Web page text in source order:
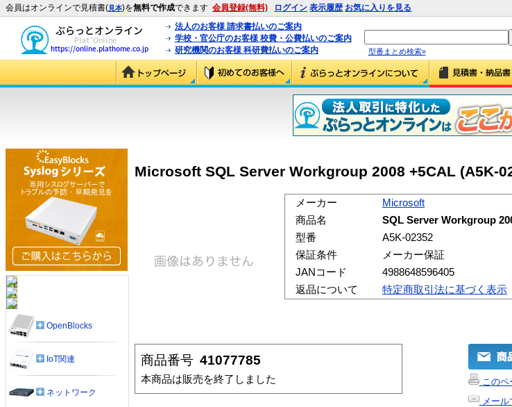
会員はオンラインで見積書(見本)を無料で作成できます 会員登録(無料) ログイン 表示履歴 お気に入りを見る
法人のお客様 請求書払いのご案内
学校・官公庁のお客様 校費・公費払いのご案内
研究機関のお客様 科研費払いのご案内
型番まとめ検索»
Microsoft SQL Server Workgroup 2008 +5CAL (A5K-
メーカー
Microsoft
商品名
SQL Server Workgroup
型番
A5K-02352
保証条件
メーカー保証
JANコード
4988648596405
返品について
特定商取引法に基づく表示
商品番号 41077785
本商品は販売を終了しました
このペ
メール
OpenBlocks
IoT関連
ネットワーク